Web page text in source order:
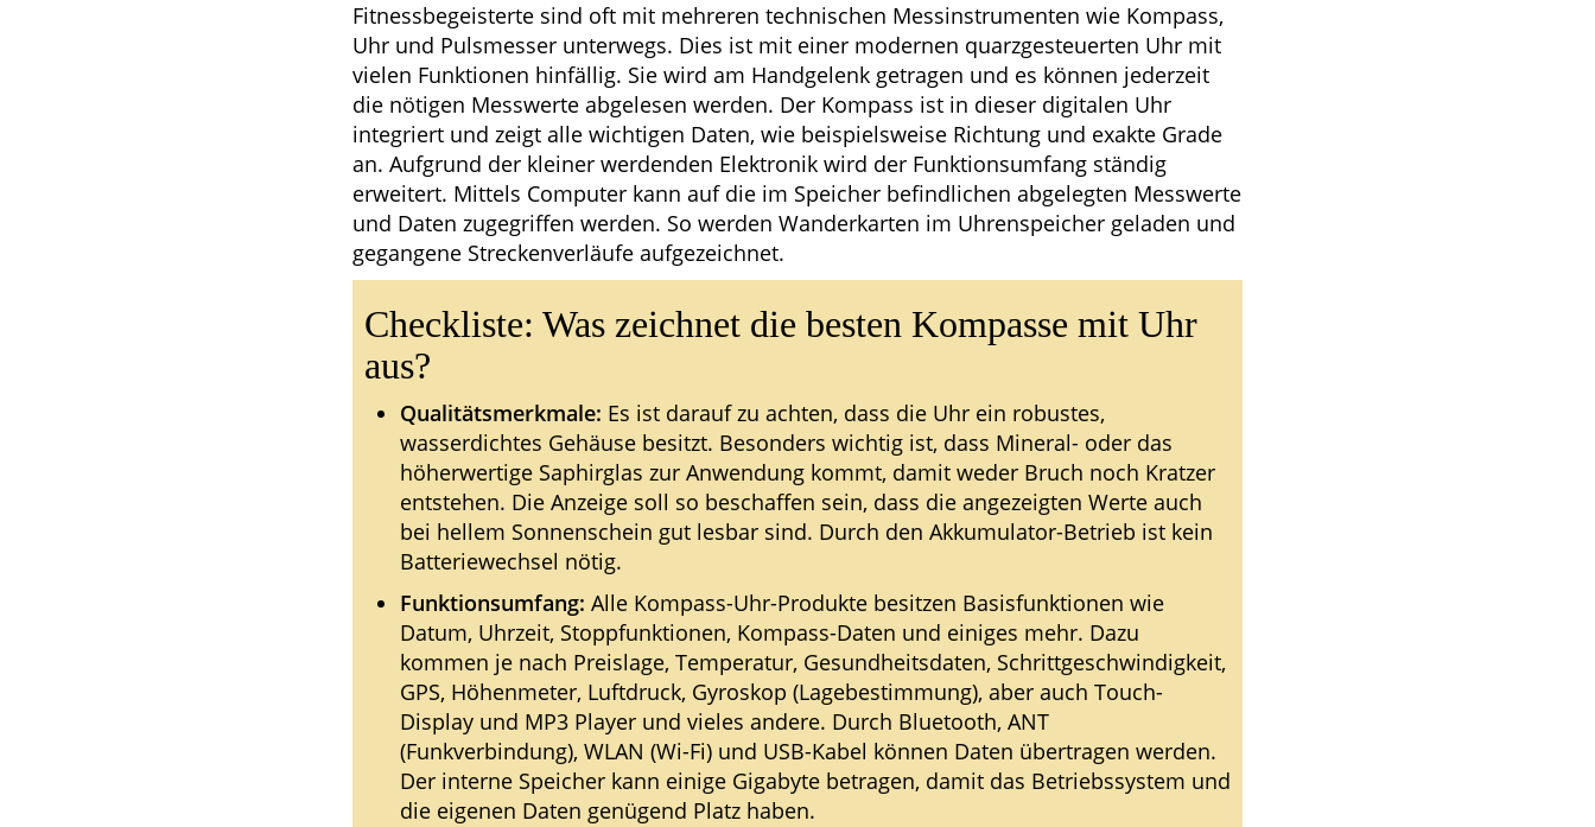
Fitnessbegeisterte sind oft mit mehreren technischen Messinstrumenten wie Kompass,
Uhr und Pulsmesser unterwegs. Dies ist mit einer modernen quarzgesteuerten Uhr mit
vielen Funktionen hinfällig. Sie wird am Handgelenk getragen und es können jederzeit
die nötigen Messwerte abgelesen werden. Der Kompass ist in dieser digitalen Uhr
integriert und zeigt alle wichtigen Daten, wie beispielsweise Richtung und exakte Grade
an. Aufgrund der kleiner werdenden Elektronik wird der Funktionsumfang ständig
erweitert. Mittels Computer kann auf die im Speicher befindlichen abgelegten Messwerte
und Daten zugegriffen werden. So werden Wanderkarten im Uhrenspeicher geladen und
gegangene Streckenverläufe aufgezeichnet.
Checkliste: Was zeichnet die besten Kompasse mit Uhr
aus?
Qualitätsmerkmale: Es ist darauf zu achten, dass die Uhr ein robustes,
wasserdichtes Gehäuse besitzt. Besonders wichtig ist, dass Mineral- oder das
höherwertige Saphirglas zur Anwendung kommt, damit weder Bruch noch Kratzer
entstehen. Die Anzeige soll so beschaffen sein, dass die angezeigten Werte auch
bei hellem Sonnenschein gut lesbar sind. Durch den Akkumulator-Betrieb ist kein
Batteriewechsel nötig.
Funktionsumfang: Alle Kompass-Uhr-Produkte besitzen Basisfunktionen wie
Datum, Uhrzeit, Stoppfunktionen, Kompass-Daten und einiges mehr. Dazu
kommen je nach Preislage, Temperatur, Gesundheitsdaten, Schrittgeschwindigkeit,
GPS, Höhenmeter, Luftdruck, Gyroskop (Lagebestimmung), aber auch Touch-
Display und MP3 Player und vieles andere. Durch Bluetooth, ANT
(Funkverbindung), WLAN (Wi-Fi) und USB-Kabel können Daten übertragen werden.
Der interne Speicher kann einige Gigabyte betragen, damit das Betriebssystem und
die eigenen Daten genügend Platz haben.